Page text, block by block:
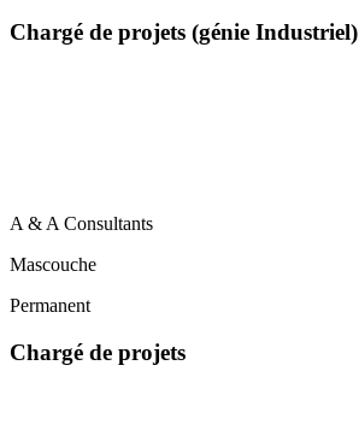
Chargé de projets (génie Industriel)
A & A Consultants
Mascouche
Permanent
Chargé de projets